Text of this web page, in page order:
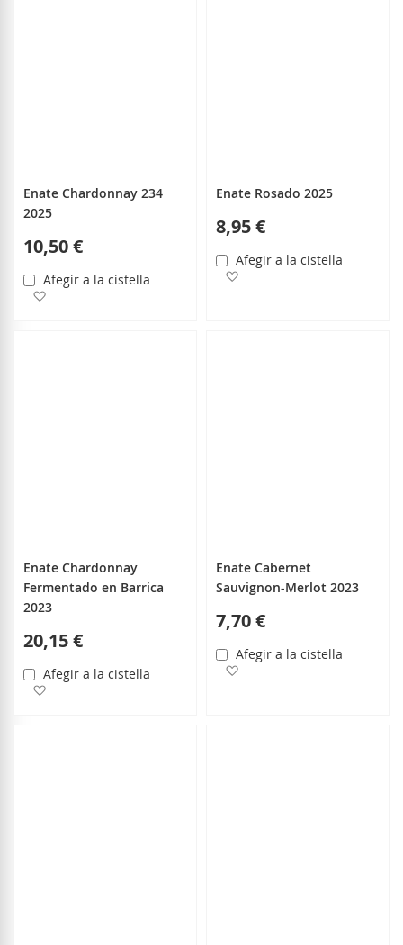
Enate Chardonnay 234
2025
10,50 €
Afegir a la cistella
Enate Rosado 2025
8,95 €
Afegir a la cistella
Enate Chardonnay
Fermentado en Barrica
2023
20,15 €
Afegir a la cistella
Enate Cabernet
Sauvignon-Merlot 2023
7,70 €
Afegir a la cistella